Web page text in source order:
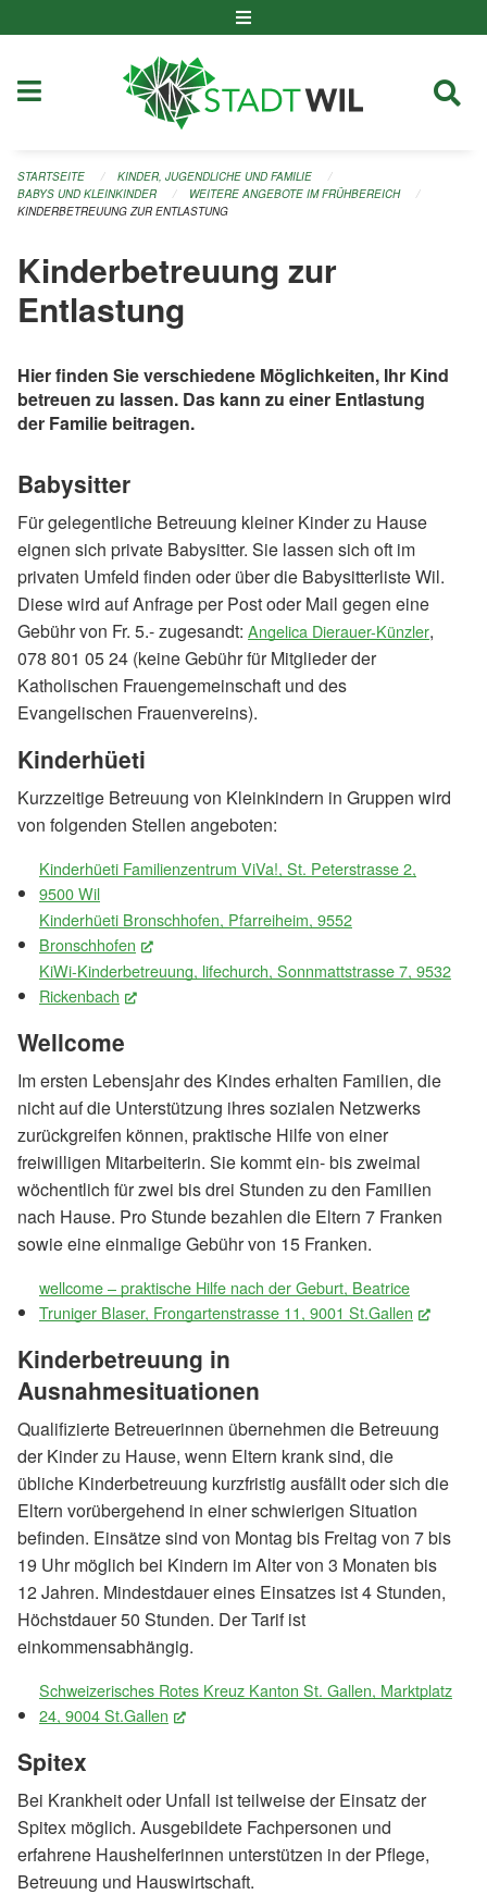
STARTSEITE
KINDER, JUGENDLICHE UND FAMILIE
BABYS UND KLEINKINDER
WEITERE ANGEBOTE IM FRÜHBEREICH
KINDERBETREUUNG ZUR ENTLASTUNG
Kinderbetreuung zur
Entlastung
Hier finden Sie verschiedene Möglichkeiten, Ihr Kind
betreuen zu lassen. Das kann zu einer Entlastung
der Familie beitragen.
Babysitter
Für gelegentliche Betreuung kleiner Kinder zu Hause
eignen sich private Babysitter. Sie lassen sich oft im
privaten Umfeld finden oder über die Babysitterliste Wil.
Diese wird auf Anfrage per Post oder Mail gegen eine
Gebühr von Fr. 5.- zugesandt: Angelica Dierauer-Künzler,
078 801 05 24 (keine Gebühr für Mitglieder der
Katholischen Frauengemeinschaft und des
Evangelischen Frauenvereins).
Kinderhüeti
Kurzzeitige Betreuung von Kleinkindern in Gruppen wird
von folgenden Stellen angeboten:
Kinderhüeti Familienzentrum ViVa!, St. Peterstrasse 2,
9500 Wil
Kinderhüeti Bronschhofen, Pfarreiheim, 9552
Bronschhofen
(External Link)
KiWi-Kinderbetreuung, lifechurch, Sonnmattstrasse 7, 9532
Rickenbach
(External Link)
Wellcome
Im ersten Lebensjahr des Kindes erhalten Familien, die
nicht auf die Unterstützung ihres sozialen Netzwerks
zurückgreifen können, praktische Hilfe von einer
freiwilligen Mitarbeiterin. Sie kommt ein- bis zweimal
wöchentlich für zwei bis drei Stunden zu den Familien
nach Hause. Pro Stunde bezahlen die Eltern 7 Franken
sowie eine einmalige Gebühr von 15 Franken.
wellcome – praktische Hilfe nach der Geburt, Beatrice
Truniger Blaser, Frongartenstrasse 11, 9001 St.Gallen
Kinderbetreuung in
Ausnahmesituationen
Qualifizierte Betreuerinnen übernehmen die Betreuung
der Kinder zu Hause, wenn Eltern krank sind, die
übliche Kinderbetreuung kurzfristig ausfällt oder sich die
Eltern vorübergehend in einer schwierigen Situation
befinden. Einsätze sind von Montag bis Freitag von 7 bis
19 Uhr möglich bei Kindern im Alter von 3 Monaten bis
12 Jahren. Mindestdauer eines Einsatzes ist 4 Stunden,
Höchstdauer 50 Stunden. Der Tarif ist
einkommensabhängig.
Schweizerisches Rotes Kreuz Kanton St. Gallen, Marktplatz
24, 9004 St.Gallen
(External Link)
Spitex
Bei Krankheit oder Unfall ist teilweise der Einsatz der
Spitex möglich. Ausgebildete Fachpersonen und
erfahrene Haushelferinnen unterstützen in der Pflege,
Betreuung und Hauswirtschaft.